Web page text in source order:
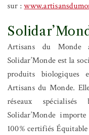
sur :
Artisans du Monde
Solidar’Monde est la
produits biologiques
Artisans du Monde.
réseaux
Solidar’Monde
100% certifiés